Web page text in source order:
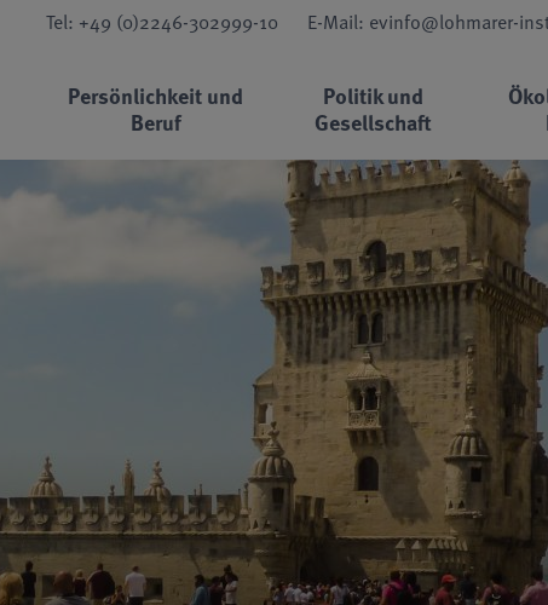
Tel: +49 (0)2246-302999-10 E-Mail: evinfo@lohmarer-
Persönlichkeit und
Beruf
Politik und
Gesellschaft